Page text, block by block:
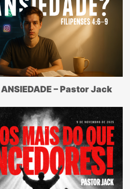
– Pastor Jack